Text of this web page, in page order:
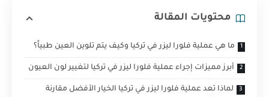
محتويات المقالة
ما هي عملية فلورا ليزر في تركيا وكيف يتم تلوين العين طبياً؟
أبرز مميزات إجراء عملية فلورا ليزر في تركيا لتغيير لون العيون
لماذا تعد عملية فلورا ليزر في تركيا الخيار الأفضل مقارنة